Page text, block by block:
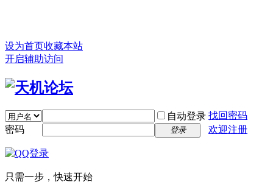
设为首页收藏本站
开启辅助访问
自动登录 找回密码
密码
登录 欢迎注册
只需一步，快速开始